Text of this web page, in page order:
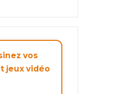
vos
jeux vidéo